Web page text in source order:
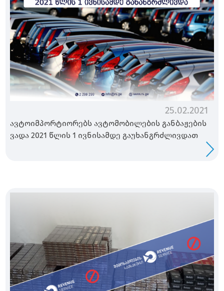
25.02.2021
ავტოიმპორტიორებს ავტომობილების განბაჟების
ვადა 2021 წლის 1 ივნისამდე გაუხანგრძლივდათ